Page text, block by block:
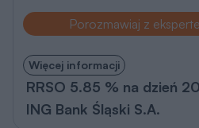
Porozmawiaj z
Więcej informacji
RRSO 5.85 % na dzień
ING Bank Śląski S.A.